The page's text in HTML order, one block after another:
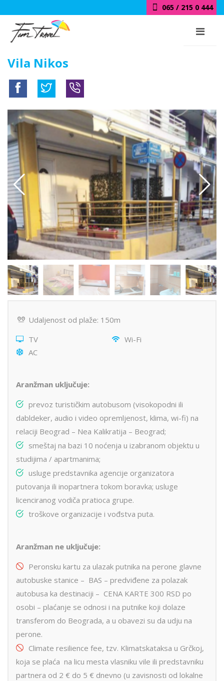
065 / 215 0 444
Vila Nikos
Udaljenost od plaže: 150m
TV
Wi-Fi
AC
Aranžman uključuje:
prevoz turističkim autobusom (visokopodni ili
dabldeker, audio i video opremljenost, klima, wi-fi) na
relaciji Beograd – Nea Kalikratija – Beograd;
smeštaj na bazi 10 noćenja u izabranom objektu u
studijima / apartmanima;
usluge predstavnika agencije organizatora
putovanja ili inopartnera tokom boravka; usluge
licenciranog vodiča pratioca grupe.
troškove organizacije i vođstva puta.
Aranžman ne uključuje:
Peronsku kartu za ulazak putnika na perone glavne
autobuske stanice – BAS – predviđene za polazak
autobusa ka destinaciji – CENA KARTE 300 RSD po
osobi – plaćanje se odnosi i na putnike koji dolaze
transferom do Beograda, a u obavezi su da udju na
perone.
Climate resilience fee, tzv. Klimatskataksa u Grčkoj,
koja se plaća na licu mesta vlasniku vile ili predstavniku
partnera od 2 € do 5 € dnevno (u zavisnosti od lokalne